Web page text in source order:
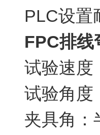
PLC设置
FPC排线
试验速度
试验角度
夹具角：